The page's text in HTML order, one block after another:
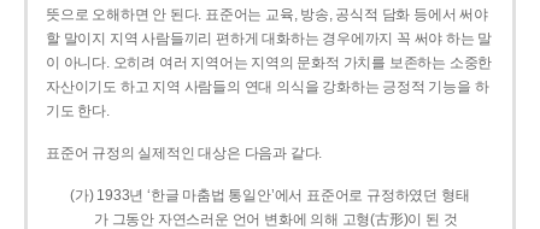
뜻으로 오해하면 안 된다. 표준어는 교육, 방송, 공식적 담화 등에서 써야
할 말이지 지역 사람들끼리 편하게 대화하는 경우에까지 꼭 써야 하는 말
이 아니다. 오히려 여러 지역어는 지역의 문화적 가치를 보존하는 소중한
자산이기도 하고 지역 사람들의 연대 의식을 강화하는 긍정적 기능을 하
기도 한다.
표준어 규정의 실제적인 대상은 다음과 같다.
(가) 1933년 ‘한글 마춤법 통일안’에서 표준어로 규정하였던 형태
가 그동안 자연스러운 언어 변화에 의해 고형(古形)이 된 것